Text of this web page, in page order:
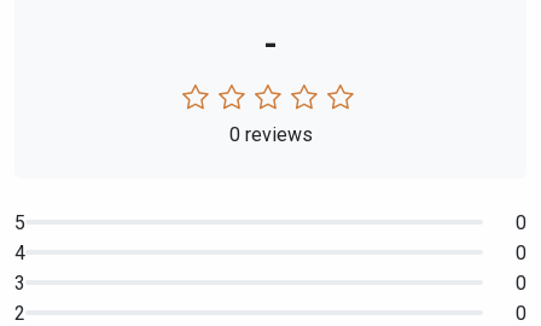
-
0 reviews
5
0
4
0
3
0
2
0